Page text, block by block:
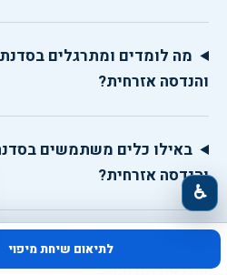
והנדסה אזרחית?
והנדסה אזרחית?
והנדסה אזרחית?
לתיאום שיחת מיפוי
♿